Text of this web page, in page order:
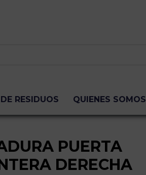
RESIDUOS QUIENES SOMOS
PUERTA
DERECHA